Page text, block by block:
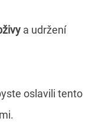
a udržení
oslavili tento